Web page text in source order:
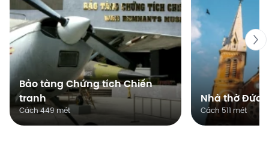
Bảo tàng Chứng tích Chiến
tranh
Cách 449 mét
Nhà thờ Đức
Cách 511 mét